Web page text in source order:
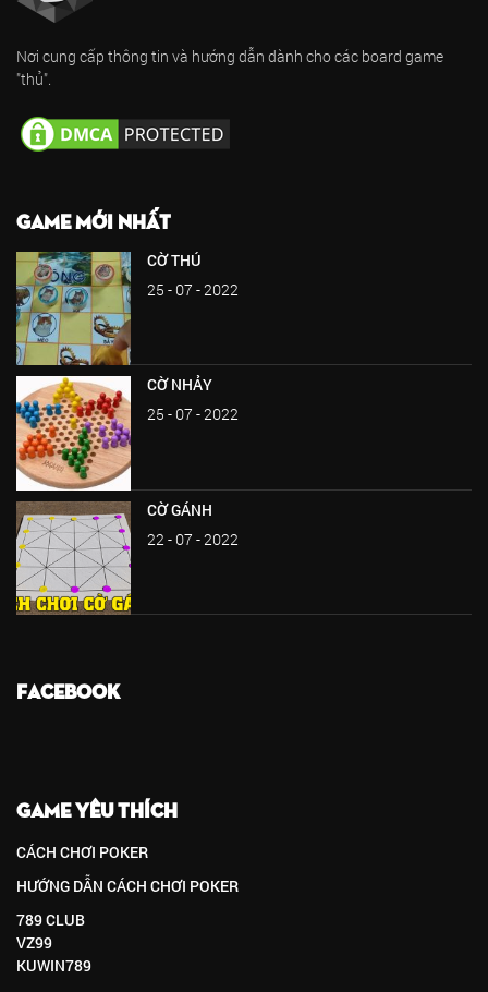
Nơi cung cấp thông tin và hướng dẫn dành cho các board game
"thủ".
GAME MỚI NHẤT
CỜ THÚ
25 - 07 - 2022
CỜ NHẢY
25 - 07 - 2022
CỜ GÁNH
22 - 07 - 2022
FACEBOOK
GAME YÊU THÍCH
CÁCH CHƠI POKER
HƯỚNG DẪN CÁCH CHƠI POKER
789 CLUB
VZ99
KUWIN789